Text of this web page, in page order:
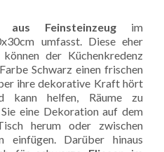
aus Feinsteinzeugim
umfasst. Diese eher
der Küchenkredenz
Schwarz einen frischen
ihre dekorative Kraft hört
kann helfen, Räume zu
eine Dekoration auf dem
herum oder zwischen
einfügen. Darüber hinaus